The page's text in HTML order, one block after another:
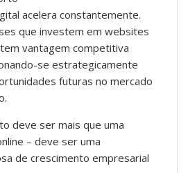
acelera constantemente.
que investem em websites
vantagem competitiva
se estrategicamente
futuras no mercado
deve ser mais que uma
– deve ser uma
de crescimento empresarial